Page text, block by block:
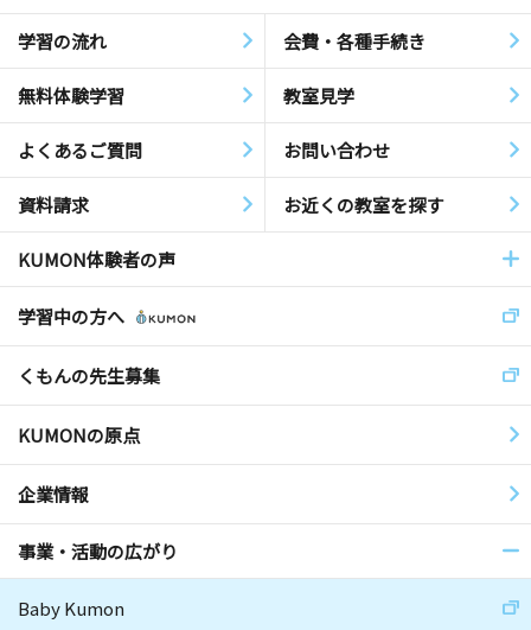
学習の流れ 会費・各種手続き
無料体験学習 教室見学
よくあるご質問 お問い合わせ
資料請求 お近くの教室を探す
KUMON体験者の声
学習中の方へ
くもんの先生募集
KUMONの原点
企業情報
事業・活動の広がり
Baby Kumon